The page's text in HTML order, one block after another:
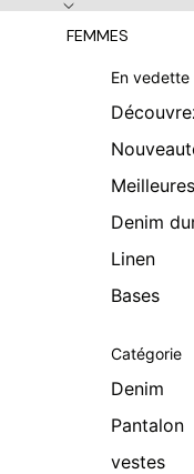
FEMMES
En vedette
Denim
Linen
Bases
Catégorie
Denim
Pantalon
vestes